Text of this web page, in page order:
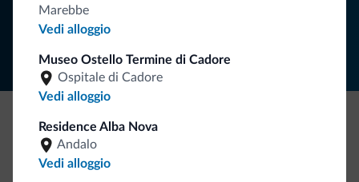
Marebbe
Vedi alloggio
Museo Ostello Termine di Cadore
Ospitale di Cadore
Vedi alloggio
Residence Alba Nova
Andalo
Vedi alloggio
Be Original, scopri la nuova collezione
Ce l'avete chiesto in tanti. Ecco la nuova collezione firmata